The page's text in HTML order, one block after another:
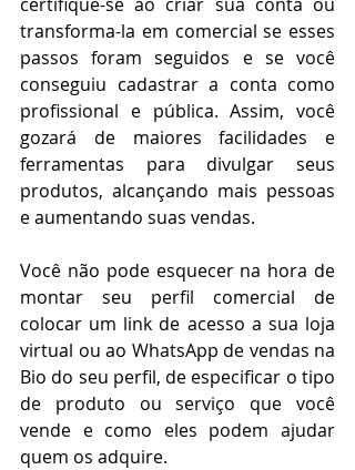
transforma-la em comercial se esses
passos foram seguidos e se você
conseguiu cadastrar a conta como
profissional e pública. Assim, você
gozará de maiores facilidades e
ferramentas para divulgar seus
produtos, alcançando mais pessoas
e aumentando suas vendas.
Você não pode esquecer na hora de
montar seu perfil comercial de
colocar um link de acesso a sua loja
virtual ou ao WhatsApp de vendas na
Bio do seu perfil, de especificar o tipo
de produto ou serviço que você
vende e como eles podem ajudar
quem os adquire.